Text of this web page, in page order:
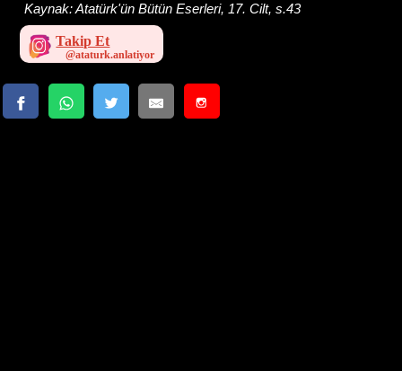
Kaynak:Atatürk'ün Bütün Eserleri, 17. Cilt, s.43
Takip Et